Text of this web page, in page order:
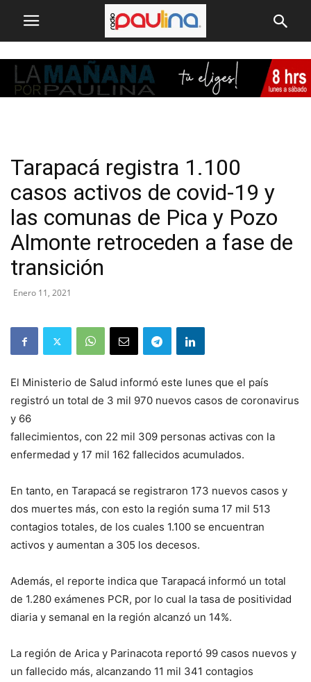
Tarapacá registra 1.100
casos activos de covid-19 y
las comunas de Pica y Pozo
Almonte retroceden a fase de
transición
Enero 11, 2021
El Ministerio de Salud informó este lunes que el país
registró un total de 3 mil 970 nuevos casos de coronavirus
y 66
fallecimientos, con 22 mil 309 personas activas con la
enfermedad y 17 mil 162 fallecidos acumulados.
En tanto, en Tarapacá se registraron 173 nuevos casos y
dos muertes más, con esto la región suma 17 mil 513
contagios totales, de los cuales 1.100 se encuentran
activos y aumentan a 305 los decesos.
Además, el reporte indica que Tarapacá informó un total
de 1.280 exámenes PCR, por lo cual la tasa de positividad
diaria y semanal en la región alcanzó un 14%.
La región de Arica y Parinacota reportó 99 casos nuevos y
un fallecido más, alcanzando 11 mil 341 contagios